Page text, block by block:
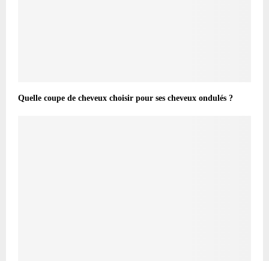
Quelle coupe de cheveux choisir pour ses cheveux ondulés ?